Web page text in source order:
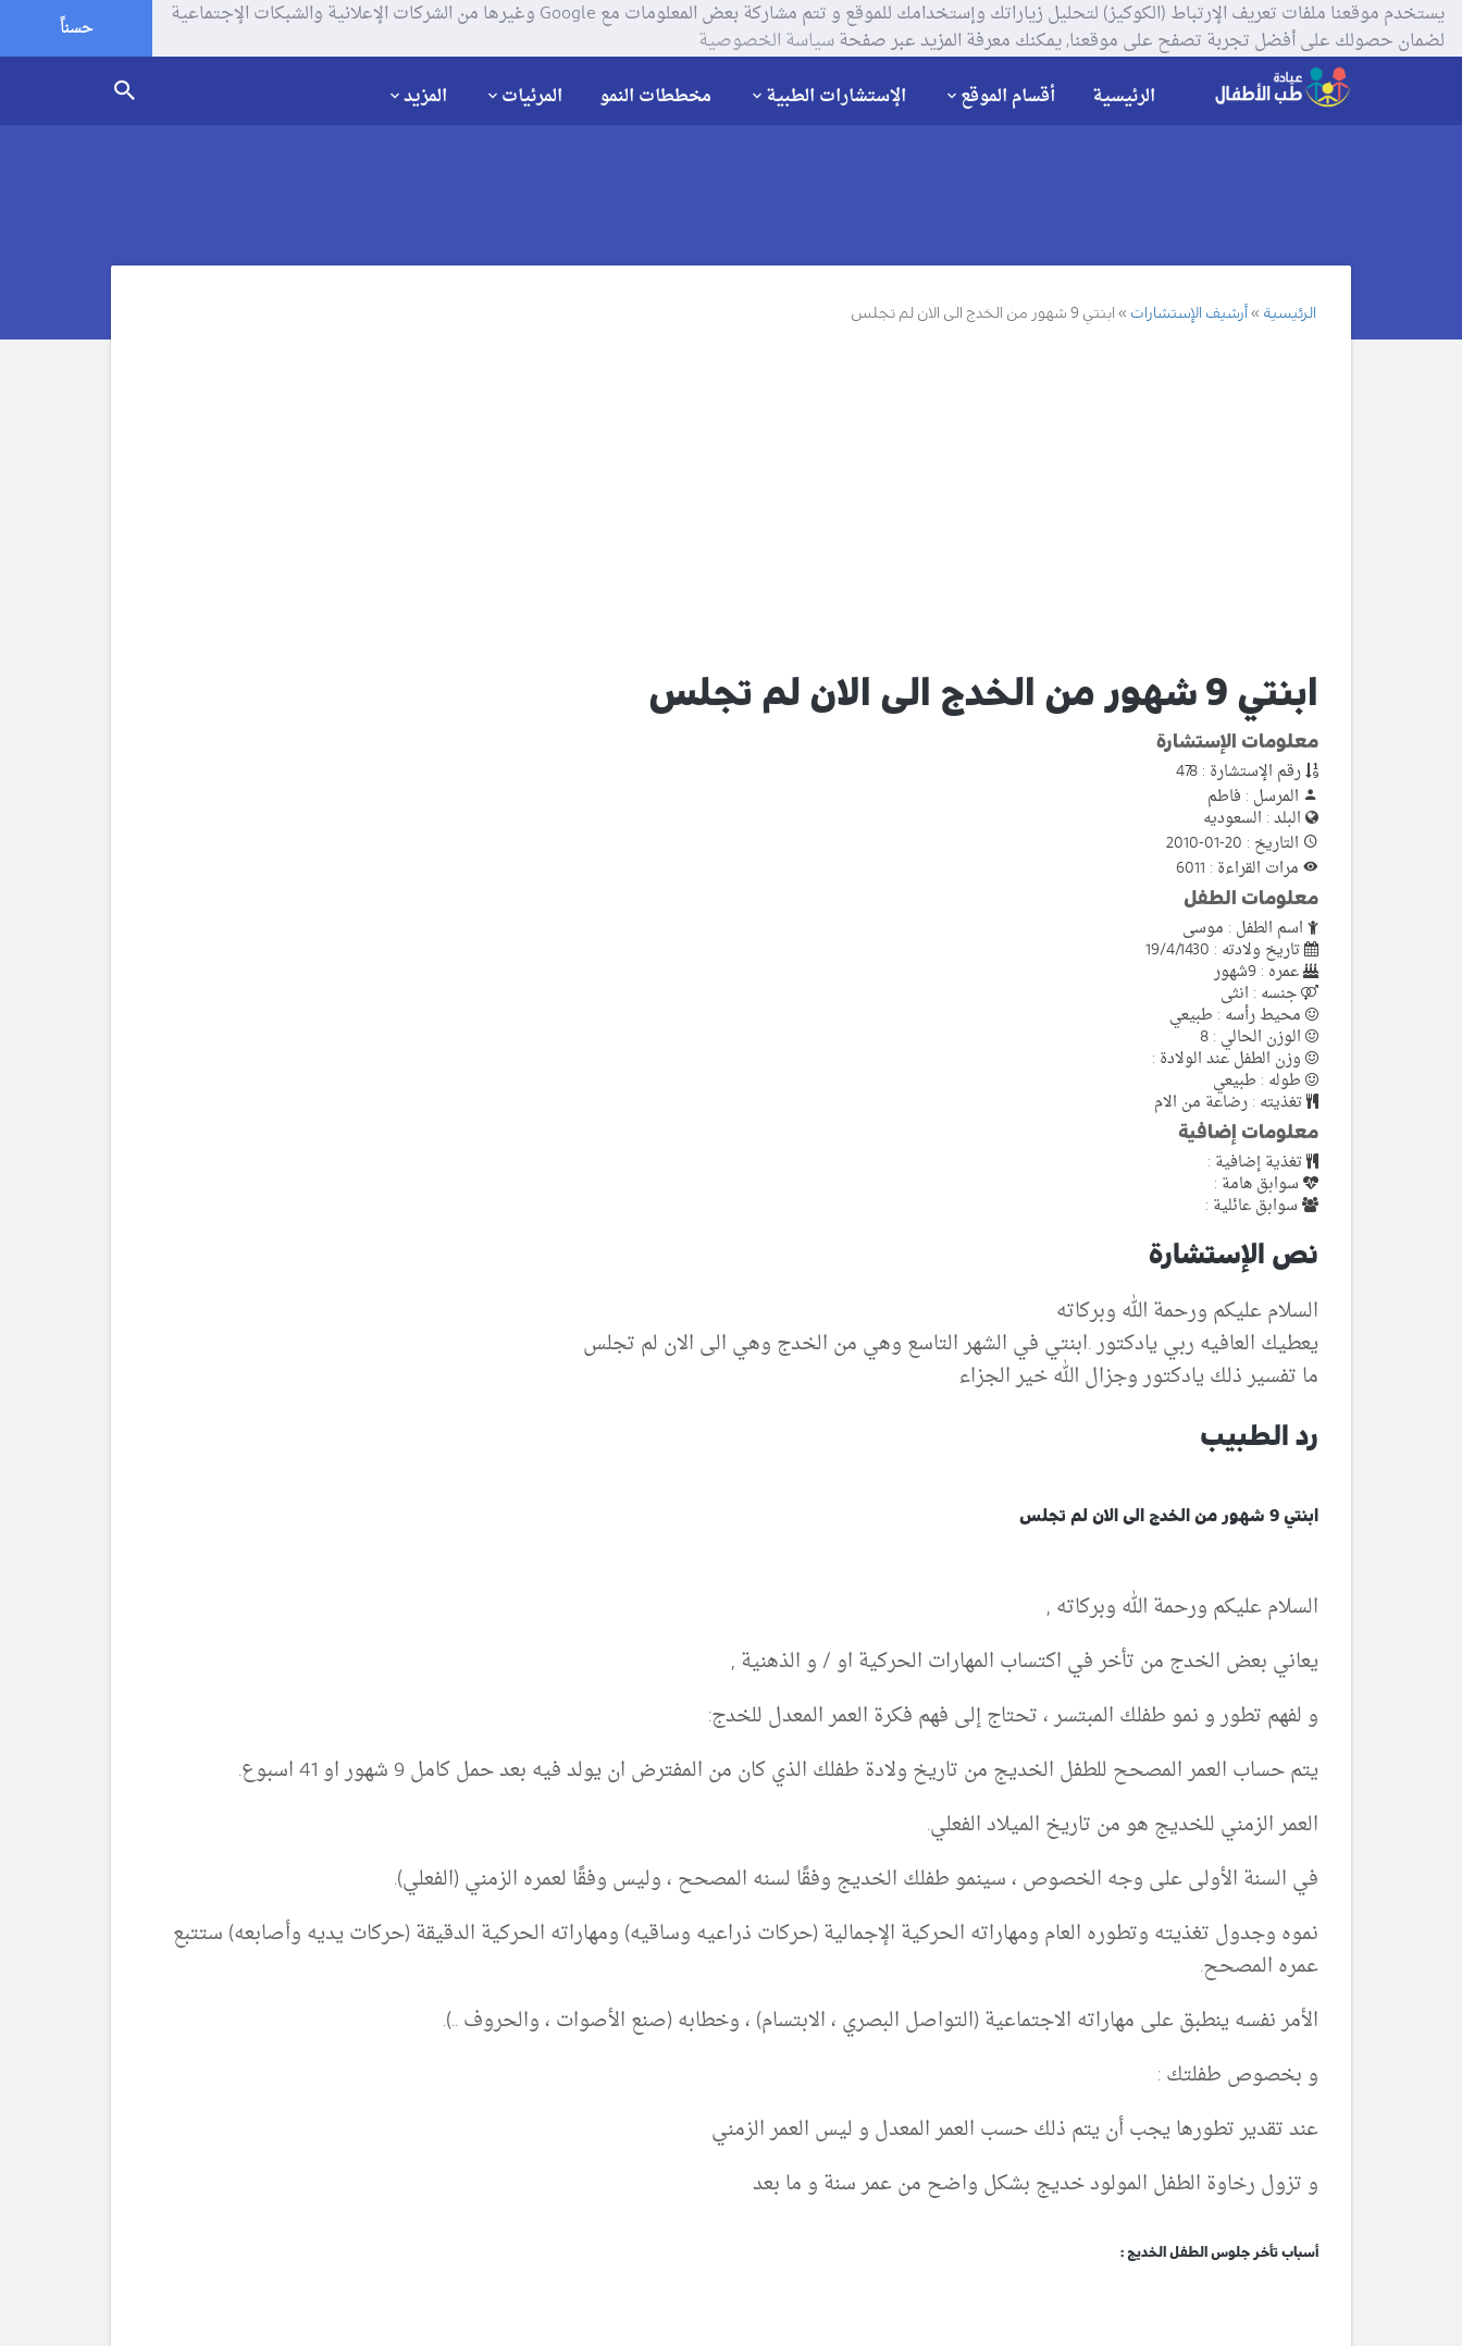
يستخدم موقعنا ملفات تعريف الإرتباط (الكوكيز) لتحليل زياراتك وإستخدامك للموقع و تتم مشاركة بعض المعلومات مع Google وغيرها من الشركات الإعلانية والشبكات الإجتماعية
لضمان حصولك على أفضل تجربة تصفح على موقعنا, يمكنك معرفة المزيد عبر صفحةسياسة الخصوصية حسناً
الرئيسية أقسام الموقع الإستشارات الطبية مخططات النمو المرئيات المزيد
الرئيسية أرشيف الإستشارات ابنتي 9 شهور من الخدج الى الان لم تجلس
ابنتي 9 شهور من الخدج الى الان لم تجلس
معلومات الإستشارة
رقم الإستشارة : 478
المرسل : فاطم
البلد : السعوديه
التاريخ : 20-01-2010
مرات القراءة : 6011
معلومات الطفل
اسم الطفل : موسى
تاريخ ولادته : 19/4/1430
عمره : 9شهور
جنسه : انثى
محيط رأسه : طبيعي
الوزن الحالي : 8
وزن الطفل عند الولادة :
طوله : طبيعي
تغذيته : رضاعة من الام
معلومات إضافية
تغذية إضافية :
سوابق هامة :
سوابق عائلية :
نص الإستشارة
السلام عليكم ورحمة الله وبركاته
يعطيك العافيه ربي يادكتور .ابنتي في الشهر التاسع وهي من الخدج وهي الى الان لم تجلس
ما تفسير ذلك يادكتور وجزال الله خير الجزاء
رد الطبيب
ابنتي 9 شهور من الخدج الى الان لم تجلس
السلام عليكم ورحمة الله وبركاته ,
يعاني بعض الخدج من تأخر في اكتساب المهارات الحركية او / و الذهنية ,
و لفهم تطور و نمو طفلك المبتسر ، تحتاج إلى فهم فكرة العمر المعدل للخدج:
يتم حساب العمر المصحح للطفل الخديج من تاريخ ولادة طفلك الذي كان من المفترض ان يولد فيه بعد حمل كامل 9 شهور او 41 اسبوع.
العمر الزمني للخديج هو من تاريخ الميلاد الفعلي.
في السنة الأولى على وجه الخصوص ، سينمو طفلك الخديج وفقًا لسنه المصحح ، وليس وفقًا لعمره الزمني (الفعلي).
نموه وجدول تغذيته وتطوره العام ومهاراته الحركية الإجمالية (حركات ذراعيه وساقيه) ومهاراته الحركية الدقيقة (حركات يديه وأصابعه) ستتبع
عمره المصحح.
الأمر نفسه ينطبق على مهاراته الاجتماعية (التواصل البصري ، الابتسام) ، وخطابه (صنع الأصوات ، والحروف ..).
و بخصوص طفلتك :
عند تقدير تطورها يجب أن يتم ذلك حسب العمر المعدل و ليس العمر الزمني
و تزول رخاوة الطفل المولود خديج بشكل واضح من عمر سنة و ما بعد
أسباب تأخر جلوس الطفل الخديج :